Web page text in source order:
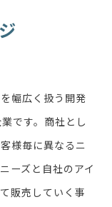
幅広く扱う開発
です。商社とし
様毎に異なるニ
ーズと自社のアイ
販売していく事